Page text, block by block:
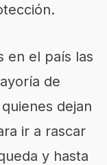
en el país las
de
dejan
ir a rascar
y hasta